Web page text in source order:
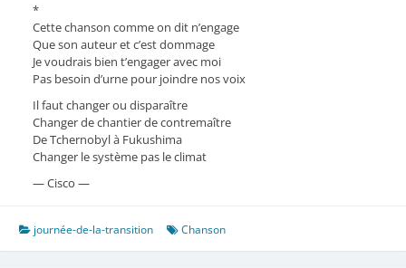
*
Cette chanson comme on dit n’engage
Que son auteur et c’est dommage
Je voudrais bien t’engager avec moi
Pas besoin d’urne pour joindre nos voix
Il faut changer ou disparaître
Changer de chantier de contremaître
De Tchernobyl à Fukushima
Changer le système pas le climat
— Cisco —
journée-de-la-transition Chanson